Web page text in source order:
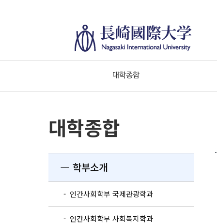
대학종합
대학종합
― 학부소개
- 인간사회학부 국제관광학과
- 인간사회학부 사회복지학과